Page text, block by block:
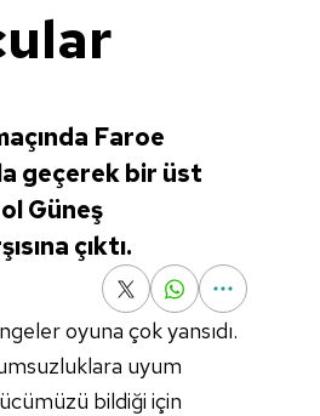
Faroe
geçerek bir üst
Güneş
çıktı.
oyuna çok yansıdı.
uyum
bildiği için